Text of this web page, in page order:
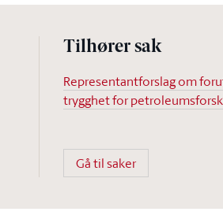
Tilhører sak
Representantforslag om
trygghet for
Gå til saker